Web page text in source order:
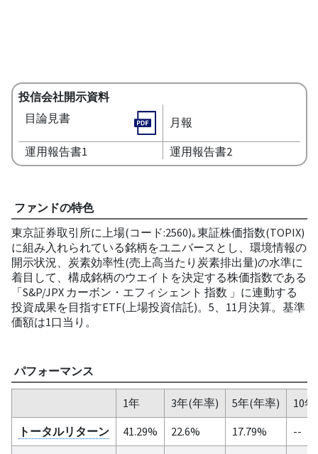
投信会社開示資料
目論見書
月報
運用報告書1 運用報告書2
ファンドの特色
東京証券取引所に上場(コード:2560)｡東証株価指数(TOPIX)
に組み入れられている銘柄をユニバースとし、環境情報の
開示状況、炭素効率性(売上高当たり炭素排出量)の水準に
着目して、構成銘柄のウエイトを決定する株価指数である
「S&P/JPX カーボン・エフィシェント 指数 」に連動する
投資成果を目指すETF(上場投資信託)。5、11月決算。基準
価額は1口当り。
パフォーマンス
1年 3年(年率) 5年(年率)
10
トータルリターン
41.29% 22.6% 17.79%
--